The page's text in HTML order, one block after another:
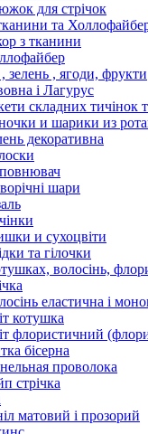
для стрічок
та
з тканини
зелень , ягоди, фрукти
і Лагурус
складних тичінок
и шарики из
декоративна
шари
и сухоцвіти
та гілочки
волосінь,
еластична і
котушка
флористичний
бісерна
проволока
стрічка
матовий і прозорий